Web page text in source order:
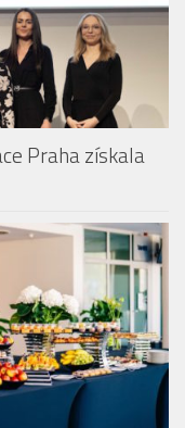
Praha získala